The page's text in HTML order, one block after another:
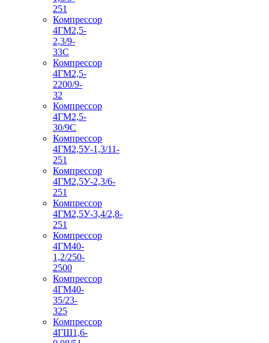
251
Компрессор
4ГМ2,5-
2,3/9-
33С
Компрессор
4ГМ2,5-
2200/9-
32
Компрессор
4ГМ2,5-
30/9С
Компрессор
4ГМ2,5У-1,3/11-
251
Компрессор
4ГМ2,5У-2,3/6-
251
Компрессор
4ГМ2,5У-3,4/2,8-
251
Компрессор
4ГМ40-
1,2/250-
2500
Компрессор
4ГМ40-
35/23-
325
Компрессор
4ГШ1,6-